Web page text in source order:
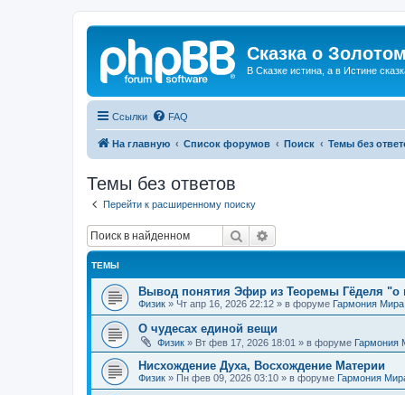
Сказка о
В Сказке истина, а в Истине
Ссылки FAQ
На главную Список форумов Поиск Темы без
Темы без ответов
Перейти к расширенному поиску
Поиск
ТЕМЫ
Вывод понятия Эфир из Теоремы Гёделя "о
Физик » Чт апр 16, 2026 22:12 » в форуме Гармония Мира
О чудесах единой вещи
Физик » Вт фев 17, 2026 18:01 » в форуме Гармония
Нисхождение Духа, Восхождение Материи
Физик » Пн фев 09, 2026 03:10 » в форуме Гармония